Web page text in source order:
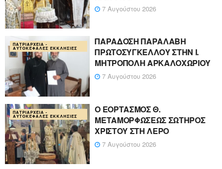
7 Αυγούστου 2026
ΠΑΤΡΙΑΡΧΕΊΑ -
ΑΥΤΟΚΈΦΑΛΕΣ ΕΚΚΛΗΣΊΕΣ
ΠΑΡΑΔΟΣΗ ΠΑΡΑΛΑΒΗ
ΠΡΩΤΟΣΥΓΚΕΛΛΟΥ ΣΤΗΝ Ι.
ΜΗΤΡΟΠΟΛΗ ΑΡΚΑΛΟΧΩΡΙΟΥ
7 Αυγούστου 2026
ΠΑΤΡΙΑΡΧΕΊΑ -
ΑΥΤΟΚΈΦΑΛΕΣ ΕΚΚΛΗΣΊΕΣ
Ο ΕΟΡΤΑΣΜΟΣ Θ.
ΜΕΤΑΜΟΡΦΩΣΕΩΣ ΣΩΤΗΡΟΣ
ΧΡΙΣΤΟΥ ΣΤΗ ΛΕΡΟ
7 Αυγούστου 2026